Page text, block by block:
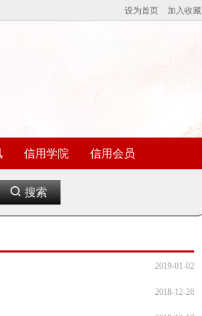
设为首页 加入收藏
信用学院 信用会员
搜索
2019-01-02
2018-12-28